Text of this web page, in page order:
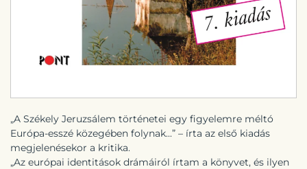
„A Székely Jeruzsálem történetei egy figyelemre méltó
Európa-esszé közegében folynak...” – írta az első kiadás
megjelenésekor a kritika.
„Az európai identitások drámáiról írtam a könyvet, és ilyen